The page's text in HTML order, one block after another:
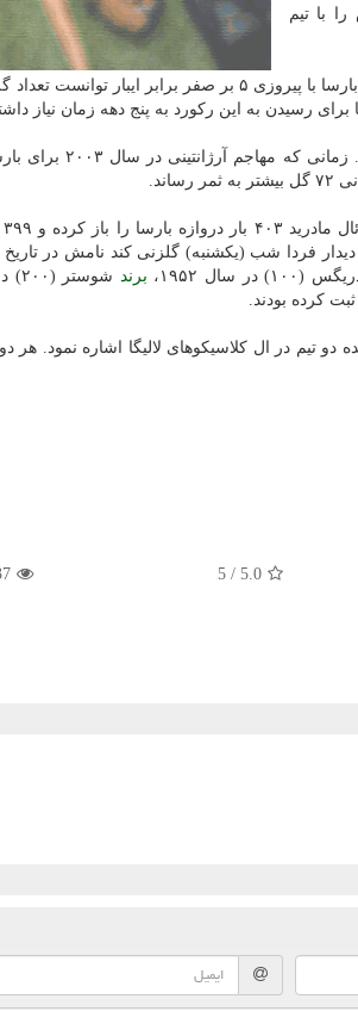
با تیم
تعداد گل هایش را در این
شكی نیست كه لیونل مسی نقش
فردا شب (یكشنبه) گلزنی كند نامش در تاریخ
۱۹۵۲،
برند
5.0
/
5